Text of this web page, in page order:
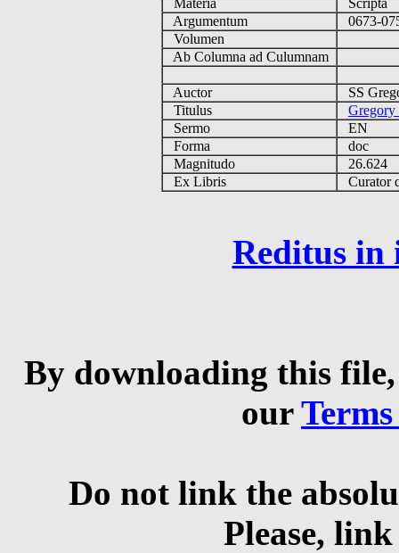
Materia
Scripta
Argumentum
0673-
Volumen
Ab Columna ad Culumnam
Auctor
SS
Titulus
Gregory
Sermo
EN
Forma
doc
Magnitudo
Ex Libris
Curator
Reditus in
By downloading this
our
Do not link the
Please,